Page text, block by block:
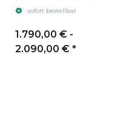
sofort bestellbar
1.790,00 € -
2.090,00 € *